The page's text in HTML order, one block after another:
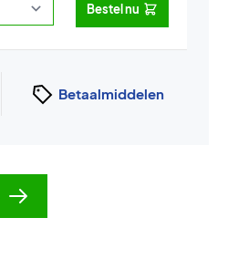
Bestel nu
Betaalmiddelen